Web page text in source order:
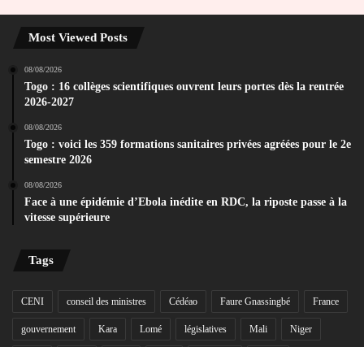
Most Viewed Posts
08/08/2026
Togo : 16 collèges scientifiques ouvrent leurs portes dès la rentrée
2026-2027
08/08/2026
Togo : voici les 359 formations sanitaires privées agréées pour le 2e
semestre 2026
08/08/2026
Face à une épidémie d’Ebola inédite en RDC, la riposte passe à la
vitesse supérieure
Tags
CENI conseil des ministres Cédéao Faure Gnassingbé France
gouvernement Kara Lomé législatives Mali Niger